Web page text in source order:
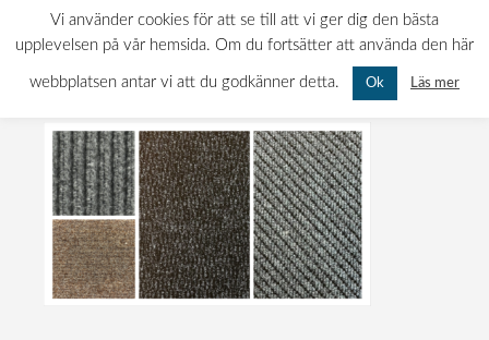
0522-120 11
INFO@MATTBOLAGET.NU
MÅN-FRE: 07.00 - 16.00 LÖR-SÖN: STÄNGT
Avtorkningsmattor
Publicerad
Vi använder cookies för att se till att vi ger dig den bästa
upplevelsen på vår hemsida. Om du fortsätter att använda den här
webbplatsen antar vi att du godkänner detta. Ok Läs mer